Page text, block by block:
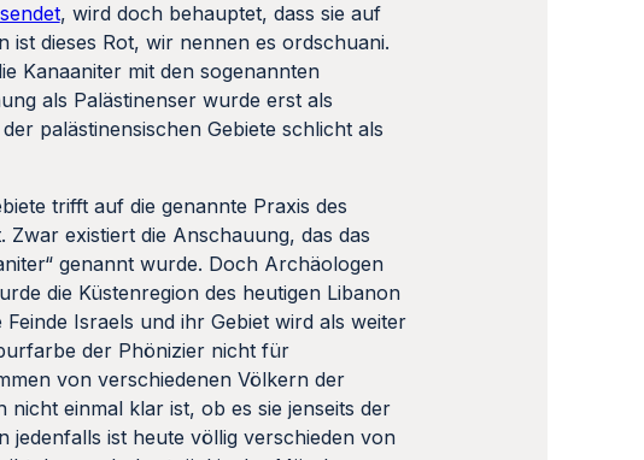
Palästinensern zu tun? Die Antwort ist:
Strategie unter Arafateingeführt,
trifft auf die genannte Praxis des
die Küstenregion des heutigen Libanon
Israels und ihr Gebiet wird als weiter
der Phönizier nicht für
von verschiedenen Völkern der
einmal klar ist, ob es sie jenseits der
ist heute völlig verschieden von
davon ab, hartnäckig das Märchen von
letzten Jahrtausende umzuschreiben.